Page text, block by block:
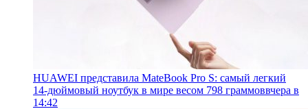
HUAWEI представила MateBook Pro S: самый легкий
14-дюймовый ноутбук в мире весом 798 граммоввчера в
14:42